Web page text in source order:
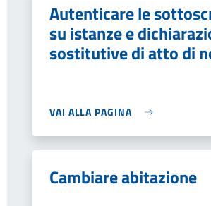
Autenticare le
su istanze e
sostitutive di atto di
VAI ALLA PAGINA
Cambiare abitazione